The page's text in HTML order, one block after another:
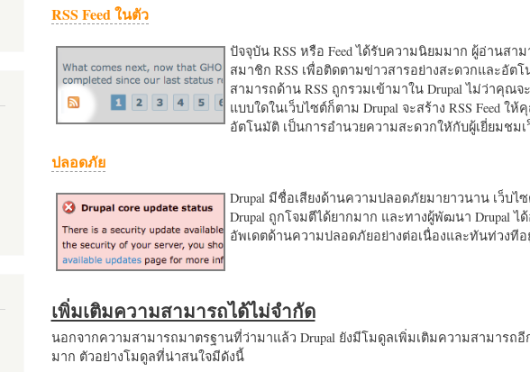
RSS Feed ในตัว
ปัจจุบัน RSS หรือ Feed ได้รับความนิยมมาก ผู้อ่านสา
สมาชิก RSS เพื่อติดตามข่าวสารอย่างสะดวกและอัต
สามารถด้าน RSS ถูกรวมเข้ามาใน Drupal ไม่ว่าคุณจ
แบบใดในเว็บไซต์ก็ตาม Drupal จะสร้าง RSS Feed ให้
อัตโนมัติ เป็นการอำนวยความสะดวกใหักับผู้เยี่ยมชม
ปลอดภัย
Drupal มีชื่อเสียงด้านความปลอดภัยมายาวนาน เว็บไ
Drupal ถูกโจมตีได้ยากมาก และทางผู้พัฒนา Drupal ไ
อัพเดตด้านความปลอดภัยอย่างต่อเนื่องและทันท่วงทีอ
เพิ่มเติมความสามารถได้ไม่จำกัด
นอกจากความสามารถมาตรฐานที่ว่ามาแล้ว Drupal ยังมีโมดูลเพิ่มเติมความสามารถอี
มาก ตัวอย่างโมดูลที่น่าสนใจมีดังนี้